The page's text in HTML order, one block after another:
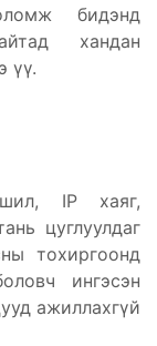
бидэнд
хандан
үү.
IP хаяг,
цуглуулдаг
тохиргоонд
ингэсэн
ажиллахгүй